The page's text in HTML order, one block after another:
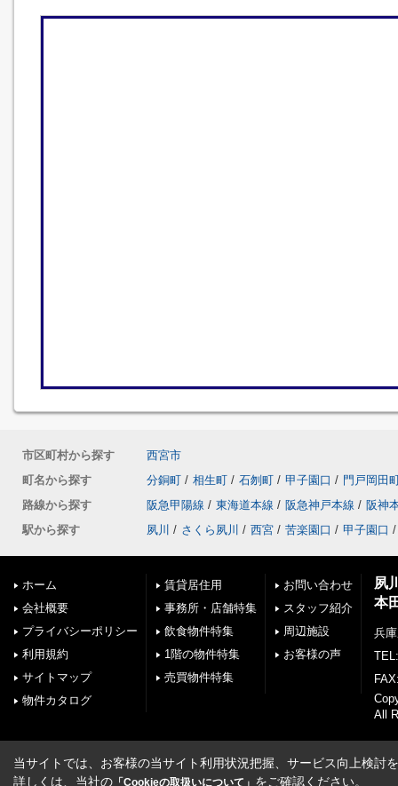
市区町村から探す
西宮市
町名から探す
分銅町 / 相生町 / 石刎町 / 甲子園口 / 門戸岡田
路線から探す
阪急甲陽線 / 東海道本線 / 阪急神戸本線 / 阪神
駅から探す
夙川 / さくら夙川 / 西宮 / 苦楽園口 / 甲子園口 /
ホーム
会社概要
プライバシーポリシー
利用規約
サイトマップ
物件カタログ
賃貸居住用
事務所・店舗特集
飲食物件特集
1階の物件特集
売買物件特集
お問い合わせ
スタッフ紹介
周辺施設
お客様の声
夙
本
兵
All
当サイトでは、お客様の当サイト利用状況把握、サービス向上検討
詳しくは、当社の 「Cookieの取扱いについて」 をご確認ください。